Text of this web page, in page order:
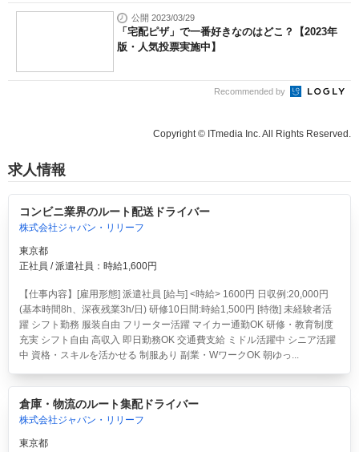
公開 2023/03/29
「宅配ピザ」で一番好きなのはどこ？【2023年
版・人気投票実施中】
Recommended by
Copyright © ITmedia Inc. All Rights Reserved.
求人情報
コンビニ業界のルート配送ドライバー
株式会社ジャパン・リリーフ
東京都
正社員 / 派遣社員：時給1,600円
【仕事内容】[雇用形態] 派遣社員 [給与] <時給> 1600円 日収例:20,000円
(基本時間8h、深夜残業3h/日) 研修10日間:時給1,500円 [特徴] 未経験者活
躍 シフト勤務 服装自由 フリーター活躍 マイカー通勤OK 研修・教育制度
充実 シフト自由 高収入 即日勤務OK 交通費支給 ミドル活躍中 シニア活躍
中 資格・スキルを活かせる 制服あり 副業・WワークOK 朝ゆっ...
倉庫・物流のルート集配ドライバー
株式会社ジャパン・リリーフ
東京都